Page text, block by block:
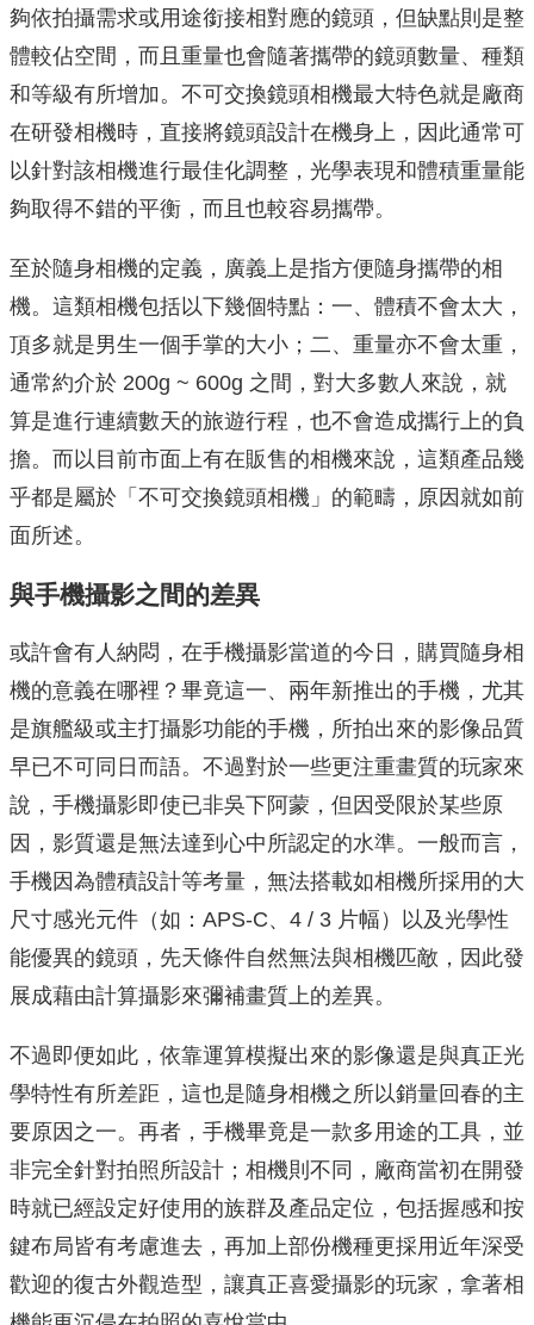
夠依拍攝需求或用途銜接相對應的鏡頭，但缺點則是整
體較佔空間，而且重量也會隨著攜帶的鏡頭數量、種類
和等級有所增加。不可交換鏡頭相機最大特色就是廠商
在研發相機時，直接將鏡頭設計在機身上，因此通常可
以針對該相機進行最佳化調整，光學表現和體積重量能
夠取得不錯的平衡，而且也較容易攜帶。
至於隨身相機的定義，廣義上是指方便隨身攜帶的相
機。這類相機包括以下幾個特點：一、體積不會太大，
頂多就是男生一個手掌的大小；二、重量亦不會太重，
通常約介於 200g ~ 600g 之間，對大多數人來說，就
算是進行連續數天的旅遊行程，也不會造成攜行上的負
擔。而以目前市面上有在販售的相機來說，這類產品幾
乎都是屬於「不可交換鏡頭相機」的範疇，原因就如前
面所述。
與手機攝影之間的差異
或許會有人納悶，在手機攝影當道的今日，購買隨身相
機的意義在哪裡？畢竟這一、兩年新推出的手機，尤其
是旗艦級或主打攝影功能的手機，所拍出來的影像品質
早已不可同日而語。不過對於一些更注重畫質的玩家來
說，手機攝影即使已非吳下阿蒙，但因受限於某些原
因，影質還是無法達到心中所認定的水準。一般而言，
手機因為體積設計等考量，無法搭載如相機所採用的大
尺寸感光元件（如：APS-C、4 / 3 片幅）以及光學性
能優異的鏡頭，先天條件自然無法與相機匹敵，因此發
展成藉由計算攝影來彌補畫質上的差異。
不過即便如此，依靠運算模擬出來的影像還是與真正光
學特性有所差距，這也是隨身相機之所以銷量回春的主
要原因之一。再者，手機畢竟是一款多用途的工具，並
非完全針對拍照所設計；相機則不同，廠商當初在開發
時就已經設定好使用的族群及產品定位，包括握感和按
鍵布局皆有考慮進去，再加上部份機種更採用近年深受
歡迎的復古外觀造型，讓真正喜愛攝影的玩家，拿著相